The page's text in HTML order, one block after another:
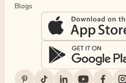
Blogs